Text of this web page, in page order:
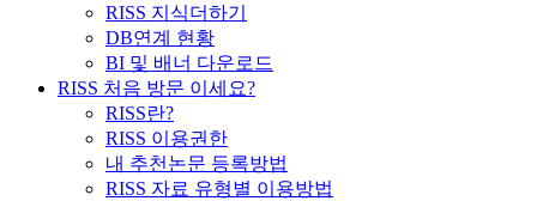
RISS 지식더하기
DB연계 현황
BI 및 배너 다운로드
RISS 처음 방문 이세요?
RISS란?
RISS 이용권한
내 추천논문 등록방법
RISS 자료 유형별 이용방법